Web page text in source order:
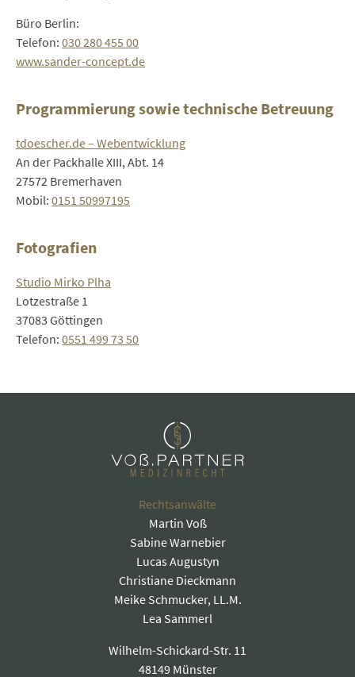
Büro Berlin:
Telefon: 030 280 455 00
www.sander-concept.de
Programmierung sowie technische Betreuung
tdoescher.de – Webentwicklung
An der Packhalle XIII, Abt. 14
27572 Bremerhaven
Mobil: 0151 50997195
Fotografien
Studio Mirko Plha
Lotzestraße 1
37083 Göttingen
Telefon: 0551 499 73 50
Rechtsanwälte
Martin Voß
Sabine Warnebier
Lucas Augustyn
Christiane Dieckmann
Meike Schmucker, LL.M.
Lea Sammerl
Wilhelm-Schickard-Str. 11
48149 Münster